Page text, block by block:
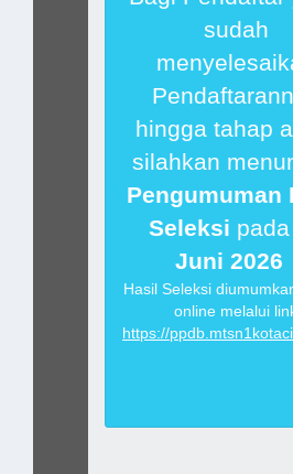
sudah
hingga tahap
silahkan
Pengumuman
Seleksi pada
Juni 2026
Hasil Seleksi
online melalui
https://